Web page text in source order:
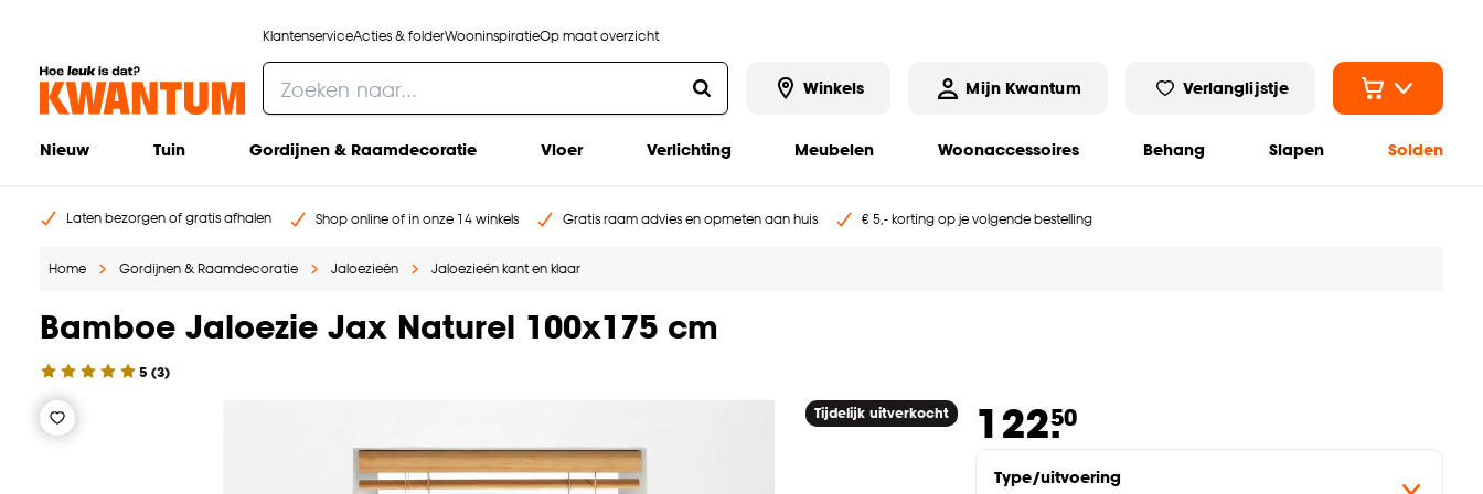
KlantenserviceActies & folderWooninspiratieOp maat overzicht
Winkels Mijn Kwantum Verlanglijstje
Nieuw Tuin Gordijnen & Raamdecoratie Vloer Verlichting Meubelen Woonaccessoires Behang Slapen Solden
Laten bezorgen of gratis afhalen Shop online of in onze 14 winkels Gratis raam advies en opmeten aan huis € 5,- korting op je volgende bestelling
Home Gordijnen & Raamdecoratie Jaloezieën Jaloezieën kant en klaar
Bamboe Jaloezie Jax Naturel 100x175 cm
5 (3)
Tijdelijk uitverkocht 122.50
Type/uitvoering